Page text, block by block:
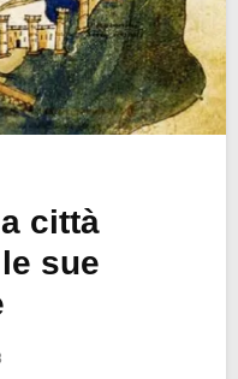
città
sue